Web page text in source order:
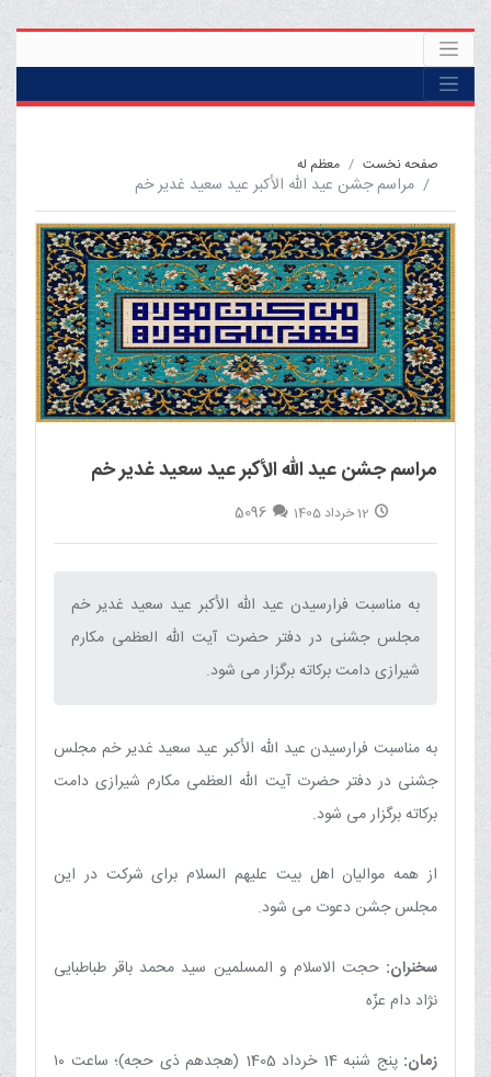
صفحه نخست معظم له
مراسم جشن عید الله الأکبر عید سعید غدیر خم
مراسم جشن عید الله الأکبر عید سعید غدیر خم
12 خرداد 1405 5096
به مناسبت فرارسیدن عید الله الأکبر عید سعید غدیر خم
مجلس جشنی در دفتر حضرت آیت الله العظمی مکارم
شیرازی دامت برکاته برگزار می شود.‌
به مناسبت فرارسیدن عید الله الأکبر عید سعید غدیر خم مجلس
جشنی در دفتر حضرت آیت الله العظمی مکارم شیرازی دامت
برکاته برگزار می شود.
از همه موالیان اهل بیت علیهم السلام برای شرکت در این
مجلس جشن دعوت می شود.
سخنران: حجت الاسلام و المسلمین سید محمد باقر طباطبایی
نژاد دام عزّه
زمان:
پنج شنبه 14 خرداد 1405 (هجدهم ذی حجه)؛ ساعت ۱۰